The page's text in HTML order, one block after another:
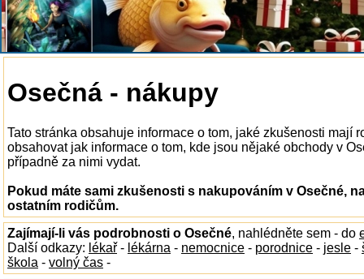
Osečná - nákupy
Tato stránka obsahuje informace o tom, jaké zkušenosti mají
obsahovat jak informace o tom, kde jsou nějaké obchody v
případně za nimi vydat.
Pokud máte sami zkušenosti s nakupováním v Osečné,
ostatním rodičům.
Zajímají-li vás podrobnosti o Osečné, nahlédněte sem - do
Další odkazy: lékař - lékárna - nemocnice - porodnice - jesle -
škola - volný čas -